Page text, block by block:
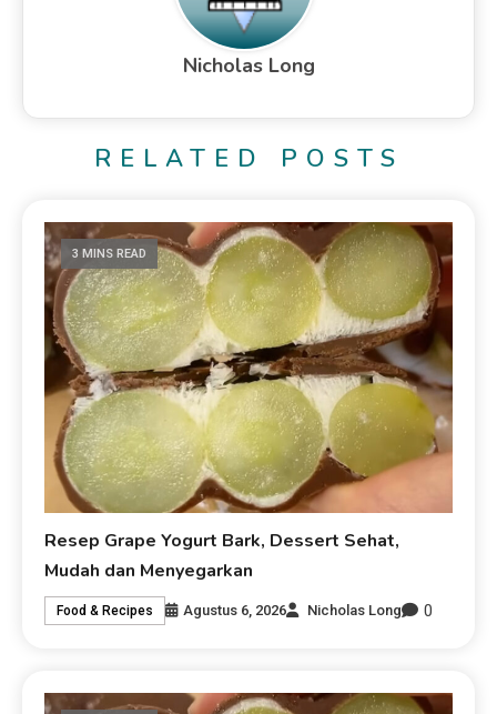
Nicholas Long
RELATED POSTS
3 MINS READ
Resep Grape Yogurt Bark, Dessert Sehat,
Mudah dan Menyegarkan
Food & Recipes Agustus 6, 2026 Nicholas Long 0